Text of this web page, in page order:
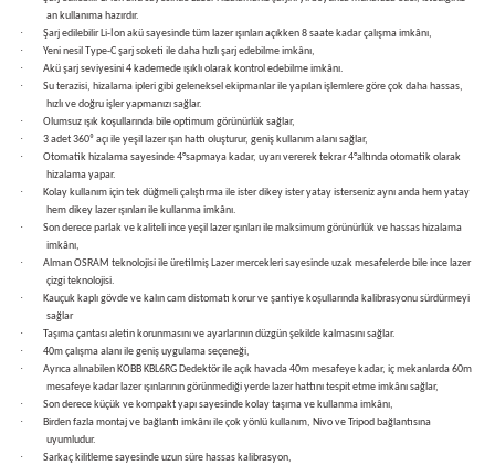
Sökme Makinesi
an kullanıma hazırdır.
·
Şarj edilebilir Li-İon akü sayesinde tüm lazer ışınları açıkken 8 saate kadar çalışma imkânı,
·
Yeni nesil Type-C şarj soketi ile daha hızlı şarj edebilme imkânı,
·
Akü şarj seviyesini 4 kademede ışıklı olarak kontrol edebilme imkânı.
·
Su terazisi, hizalama ipleri gibi geleneksel ekipmanlar ile yapılan işlemlere göre çok daha hassas,
hızlı ve doğru işler yapmanızı sağlar.
·
Olumsuz ışık koşullarında bile optimum görünürlük sağlar,
·
3 adet 360⁰ açı ile yeşil lazer ışın hattı oluşturur, geniş kullanım alanı sağlar,
·
Otomatik hizalama sayesinde 4°sapmaya kadar, uyarı vererek tekrar 4°altında otomatik olarak
hizalama yapar.
·
Kolay kullanım için tek düğmeli çalıştırma ile ister dikey ister yatay isterseniz aynı anda hem yatay
hem dikey lazer ışınları ile kullanma imkânı.
·
Son derece parlak ve kaliteli ince yeşil lazer ışınları ile maksimum görünürlük ve hassas hizalama
imkânı,
·
Alman OSRAM teknolojisi ile üretilmiş Lazer mercekleri sayesinde uzak mesafelerde bile ince lazer
çizgi teknolojisi.
·
Kauçuk kaplı gövde ve kalın cam distomatı korur ve şantiye koşullarında kalibrasyonu sürdürmeyi
sağlar
·
Taşıma çantası aletin korunmasını ve ayarlarının düzgün şekilde kalmasını sağlar.
·
40m çalışma alanı ile geniş uygulama seçeneği,
·
Ayrıca alınabilen KOBB KBL6RG Dedektör ile açık havada 40m mesafeye kadar, iç mekanlarda 60m
mesafeye kadar lazer ışınlarının görünmediği yerde lazer hattını tespit etme imkânı sağlar,
·
Son derece küçük ve kompakt yapı sayesinde kolay taşıma ve kullanma imkânı,
·
Birden fazla montaj ve bağlantı imkânı ile çok yönlü kullanım, Nivo ve Tripod bağlantısına
uyumludur.
·
Sarkaç kilitleme sayesinde uzun süre hassas kalibrasyon,